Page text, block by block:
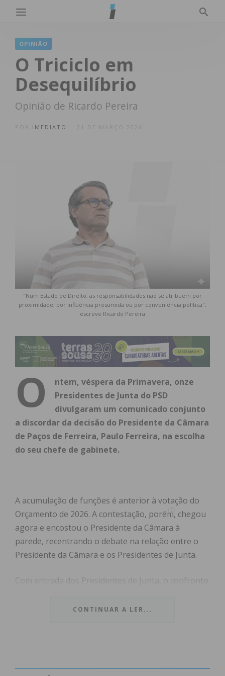
OPINIÃO
O Triciclo em
Desequilíbrio
Opinião de Ricardo Pereira
IMEDIATO 21 DE MARÇO 2026
"Num Estado de Direito, as responsabilidades não se atribuem por
proximidade, por influência presumida ou por conveniência política",
escreve Ricardo Pereira
O
ntem, véspera da Primavera, onze
Presidentes de Junta do PSD
divulgaram um comunicado conjunto
a discordar da decisão do Presidente da Câmara
de Paços de Ferreira, Paulo Ferreira, na escolha
do seu chefe de gabinete.
A acumulação de funções é anterior à votação do
Orçamento de 2026. A contestação, porém, chegou
agora e encostou o Presidente da Câmara à
parede, recentrando o debate na relação entre o
Presidente da Câmara e os Presidentes de Junta.
Com entrada dos Presidentes de Junta, o confronto
configurar um braço de ferro entre Presidentes de
CONTINUAR A LER...